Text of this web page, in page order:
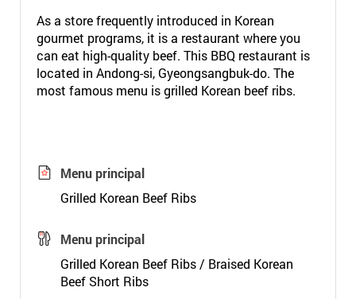
As a store frequently introduced in Korean
gourmet programs, it is a restaurant where you
can eat high-quality beef. This BBQ restaurant is
located in Andong-si, Gyeongsangbuk-do. The
most famous menu is grilled Korean beef ribs.
Menu principal
Grilled Korean Beef Ribs
Menu principal
Grilled Korean Beef Ribs / Braised Korean
Beef Short Ribs